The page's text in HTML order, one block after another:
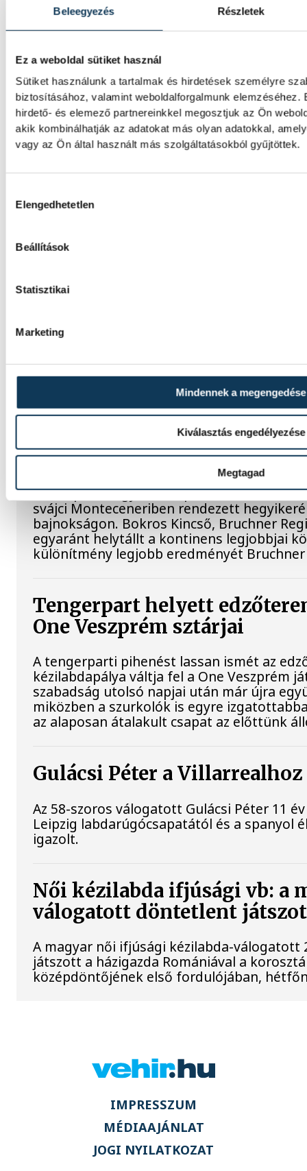
Beleegyezés Részletek
Ez a weboldal sütiket használ
Sütiket használunk a tartalmak és hirdetések személyre
biztosításához, valamint weboldalforgalmunk
hirdető- és elemező partnereinkkel megosztjuk az Ön
akik kombinálhatják az adatokat más olyan adatokkal,
vagy az Ön által használt más szolgáltatásokból gyűjtöttek.
Elengedhetetlen
Beállítások
Statisztikai
Marketing
Mindennek a megengedése
Kiválasztás engedélyezése
Megtagad
legyőzésével negyeddöntős
válogatott
A magyar férfi ifjúsági kézilabda-
Belgrádban zajló korosztályos Európa-
legyőzte Horvátországot a középdöntő
kedden.
Kínát a középdöntő utolsó fordulójában,
Vizes Eb: Betlehem Dávid
kilométeres olimpiai versenyszámában a
Három VESC-versenyző
Magyarországot a
A Veszprémi Egyetemi Sport Club három
svájci Monteceneriben rendezett
bajnokságon. Bokros Kincső, Bruchner
egyaránt helytállt a kontinens legjobbjai
különítmény legjobb eredményét
Tengerpart helyett
One Veszprém sztárjai
A tengerparti pihenést lassan ismét az
kézilabdapálya váltja fel a One Veszprém
szabadság utolsó napjai után már újra
miközben a szurkolók is egyre
az alaposan átalakult csapat az előttünk
Gulácsi Péter a
Az 58-szoros válogatott Gulácsi Péter 11
Leipzig labdarúgócsapatától és a spanyol
igazolt.
Női kézilabda ifjúsági vb: a
válogatott döntetlent
A magyar női ifjúsági kézilabda-válogatott
játszott a házigazda Romániával a
középdöntőjének első fordulójában,
IMPRESSZUM
MÉDIAAJÁNLAT
JOGI NYILATKOZAT